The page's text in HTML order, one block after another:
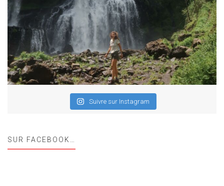
Suivre sur Instagram
SUR FACEBOOK…